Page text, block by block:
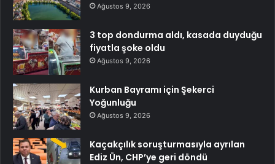
Ağustos 9, 2026
3 top dondurma aldı, kasada duyduğu
fiyatla şoke oldu
Ağustos 9, 2026
Kurban Bayramı için Şekerci
Yoğunluğu
Ağustos 9, 2026
Kaçakçılık soruşturmasıyla ayrılan
Ediz Ün, CHP’ye geri döndü